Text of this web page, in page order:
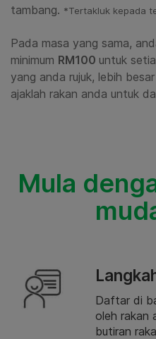
tambang. *Tertakluk kepada
Pada masa yang sama,
minimum RM100 untuk
yang anda rujuk, lebih
ajaklah rakan anda untuk
Mula
Daftar di
oleh rakan
butiran